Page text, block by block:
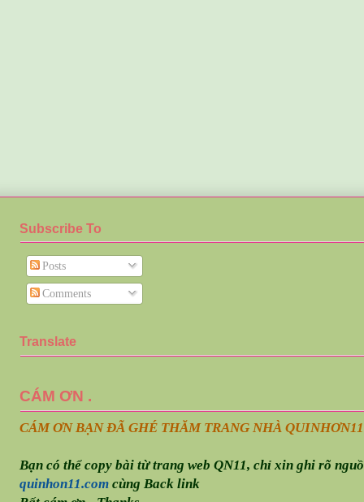
Subscribe To
Posts
Comments
Translate
CÁM ƠN .
CÁM ƠN BẠN ĐÃ GHÉ THĂM TRANG NHÀ QUINHƠN
Bạn có thể copy bài từ trang web QN11, chỉ xin ghi rõ
quinhon11.comcùng Back link